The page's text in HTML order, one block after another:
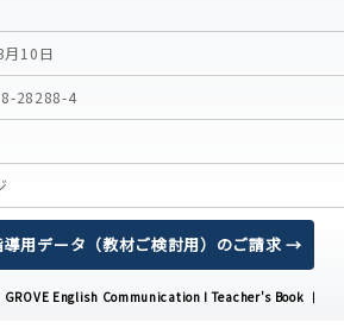
月10日
28288-4
導用データ（教材ご検討用）のご請求 →
GROVE English Communication I Teacher's Book【